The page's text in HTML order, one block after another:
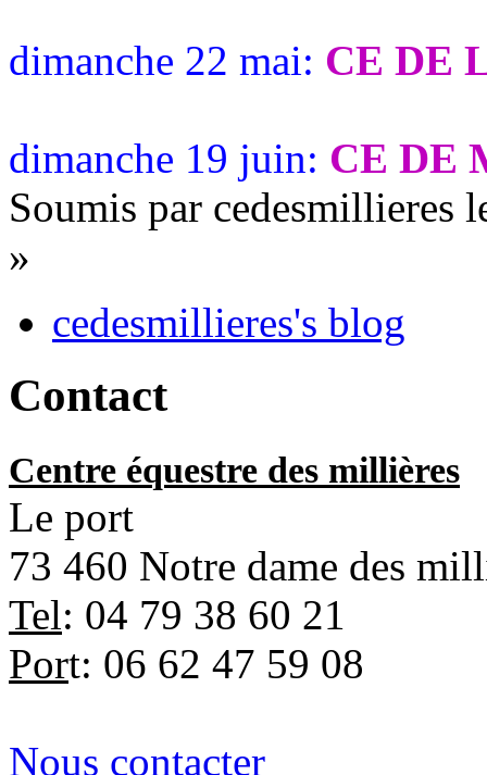
dimanche 22 mai: CE DE
dimanche 19 juin: CE DE
Soumis par cedesmillieres
»
cedesmillieres's blog
Contact
Centre équestre des millières
Le port
73 460 Notre dame des
Tel: 04 79 38 60 21
Port: 06 62 47 59 08
Nous contacter